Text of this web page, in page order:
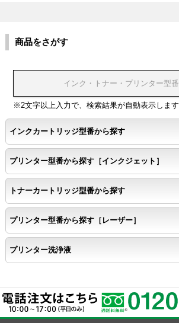
商品をさがす
※2文字以上入力で、検索結果が自動表示します
インクカートリッジ型番から探す
プリンター型番から探す［インクジェット］
トナーカートリッジ型番から探す
プリンター型番から探す［レーザー］
プリンター洗浄液